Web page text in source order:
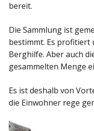
bereit.
Die Sammlung ist
bestimmt. Es profitiert
Berghilfe. Aber auch
gesammelten Menge
Es ist deshalb von
die Einwohner rege